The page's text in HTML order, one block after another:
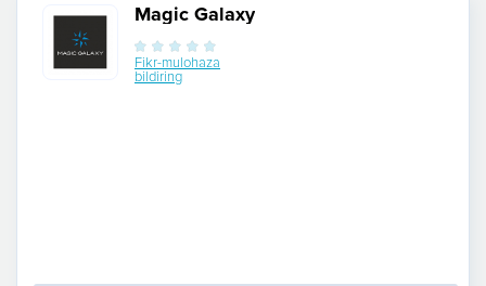
Magic Galaxy
Fikr-mulohaza
bildiring